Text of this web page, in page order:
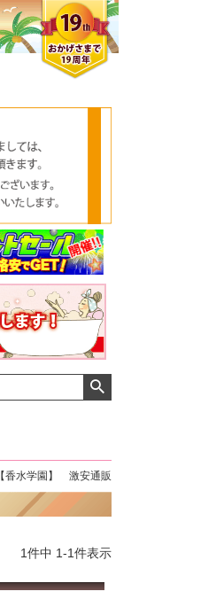
香水学園】 激安通販
1件中 1-1件表示
エさん
引が出来ま
おまけありがとうございま